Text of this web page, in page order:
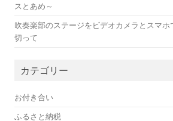
スとあめ～
吹奏楽部のステージをビデオカメラとスマ
切って
カテゴリー
お付き合い
ふるさと納税